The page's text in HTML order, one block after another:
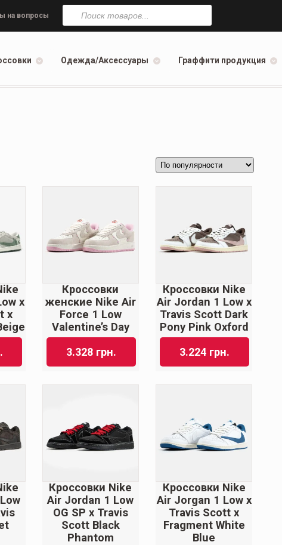
на вопросы
Поиск
товаров
Одежда/Аксессуары Граффити продукция
x
x
Кроссовки
женские Nike Air
Force 1 Low
Valentine’s Day
3.328 грн.
Кроссовки Nike
Air Jordan 1 Low x
Travis Scott Dark
Pony Pink Oxford
3.224 грн.
Кроссовки Nike
Air Jordan 1 Low
OG SP x Travis
Scott Blаck
Phantom
Кроссовки Nike
Air Jorgan 1 Low x
Travis Scott x
Fragment White
Blue